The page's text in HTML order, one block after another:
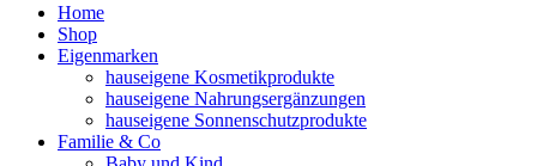
Home
Shop
Eigenmarken
hauseigene Kosmetikprodukte
hauseigene Nahrungsergänzungen
hauseigene Sonnenschutzprodukte
Familie & Co